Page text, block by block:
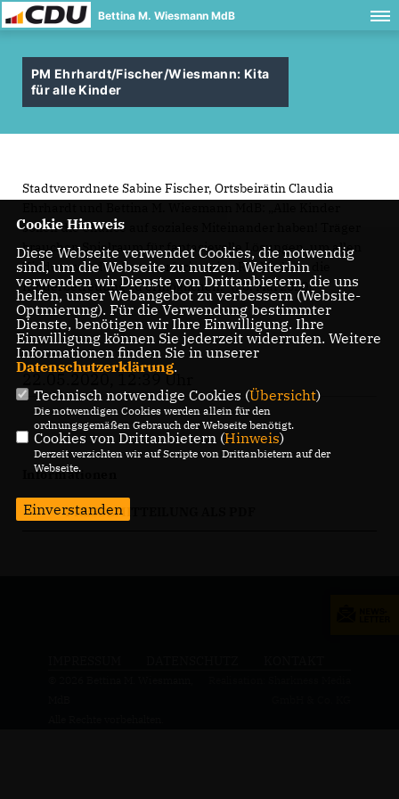
Bettina M. Wiesmann MdB
PM Ehrhardt/Fischer/Wiesmann: Kita
für alle Kinder
Stadtverordnete Sabine Fischer, Ortsbeirätin Claudia
sollen die Chance auf soziales Miteinander haben! Träger
brauchen Spielraum für fantasievolle Lösungen, um allen
Kindern vor den Sommerferien eine Rückkehr in die
Kinderbetreuung zu ermöglichen.“ (23. Mai 2020)
22.05.2020, 12:39 Uhr
Informationen
PRESSEMITTEILUNG ALS PDF
Cookie Hinweis
Diese Webseite verwendet Cookies, die notwendig
sind, um die Webseite zu nutzen. Weiterhin
verwenden wir Dienste von Drittanbietern, die uns
helfen, unser Webangebot zu verbessern (Website-
Optmierung). Für die Verwendung bestimmter
Dienste, benötigen wir Ihre Einwilligung. Ihre
Einwilligung können Sie jederzeit widerrufen. Weitere
Informationen finden Sie in unserer
Datenschutzerklärung.
Technisch notwendige Cookies (Übersicht)
Die notwendigen Cookies werden allein für den
ordnungsgemäßen Gebrauch der Webseite benötigt.
Cookies von Drittanbietern (Hinweis)
Derzeit verzichten wir auf Scripte von Drittanbietern auf der
Webseite.
Einverstanden